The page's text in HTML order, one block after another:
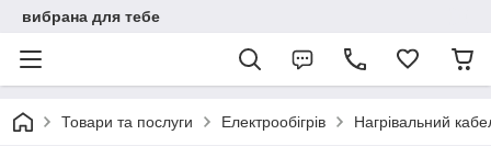
вибрана для тебе
Товари та послуги Електрообігрів Нагрівальний